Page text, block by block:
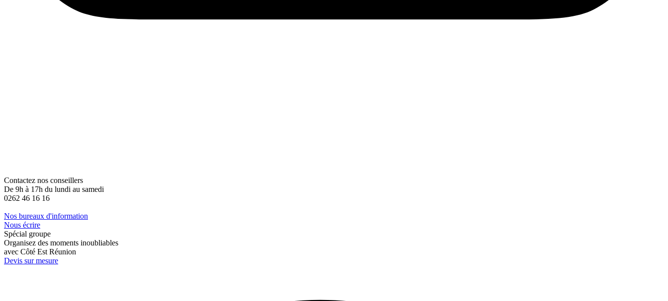
Contactez nos conseillers
De 9h à 17h du lundi au samedi
0262 46 16 16
Nos bureaux d'information
Nous écrire
Spécial groupe
Organisez des moments inoubliables
avec Côté Est Réunion
Devis sur mesure